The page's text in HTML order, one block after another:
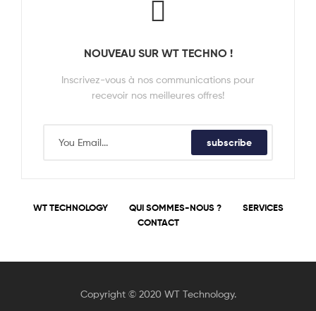
NOUVEAU SUR WT TECHNO !
Inscrivez-vous à nos communications pour
recevoir nos meilleures offres!
subscribe
WT TECHNOLOGY QUI SOMMES-NOUS ?
SERVICES
CONTACT
Copyright © 2020 WT Technology.